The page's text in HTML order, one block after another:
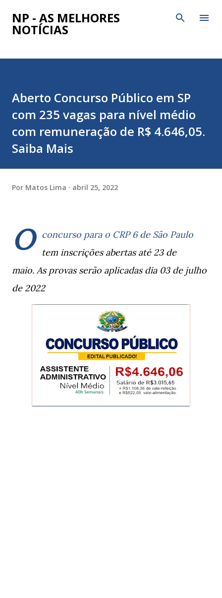
Pular para o conteúdo principal
NP - AS MELHORES
NOTÍCIAS
Aberto Concurso Público em SP
com 235 vagas para nível médio
com remuneração de R$ 4.646,05.
Saiba Mais
Por Matos Lima abril 25, 2022
O
concurso para o CRP 6 de São Paulo
tem inscrições abertas até 23 de
maio. As provas serão aplicadas dia 03 de julho
de 2022